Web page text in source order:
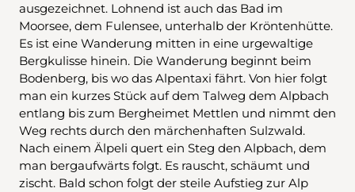
ausgezeichnet. Lohnend ist auch das Bad im
Moorsee, dem Fulensee, unterhalb der Kröntenhütte.
Es ist eine Wanderung mitten in eine urgewaltige
Bergkulisse hinein. Die Wanderung beginnt beim
Bodenberg, bis wo das Alpentaxi fährt. Von hier folgt
man ein kurzes Stück auf dem Talweg dem Alpbach
entlang bis zum Bergheimet Mettlen und nimmt den
Weg rechts durch den märchenhaften Sulzwald.
Nach einem Älpeli quert ein Steg den Alpbach, dem
man bergaufwärts folgt. Es rauscht, schäumt und
zischt. Bald schon folgt der steile Aufstieg zur Alp